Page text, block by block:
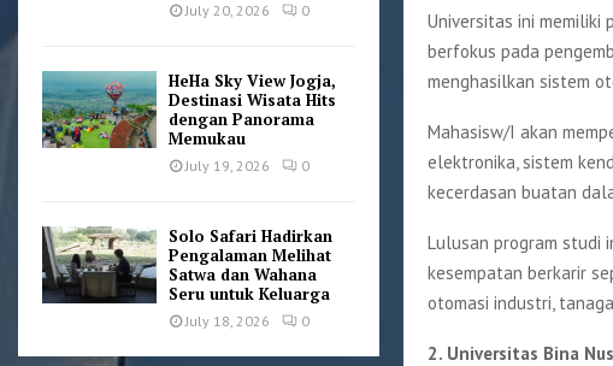
Universitas ini memiliki
berfokus pada
menghasilkan sistem
Mahasisw/I akan
elektronika, sistem
kecerdasan buatan
Lulusan program studi
kesempatan berkarir
otomasi industri,
2. Universitas Bina
July 20, 2026 0
HeHa Sky View Jogja,
Destinasi Wisata Hits
dengan Panorama
Memukau
July 19, 2026 0
Solo Safari Hadirkan
Pengalaman Melihat
Satwa dan Wahana
Seru untuk Keluarga
July 18, 2026 0